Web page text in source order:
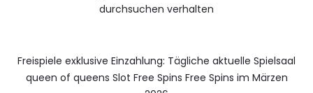
durchsuchen verhalten
Freispiele exklusive Einzahlung: Tägliche aktuelle Spielsaal
queen of queens Slot Free Spins Free Spins im Märzen